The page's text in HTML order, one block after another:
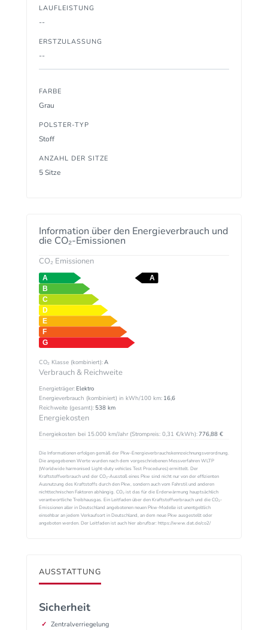
LAUFLEISTUNG
--
ERSTZULASSUNG
--
FARBE
Grau
POLSTER-TYP
Stoff
ANZAHL DER SITZE
5 Sitze
Information über den Energieverbrauch und
die CO₂-Emissionen
CO₂ Emissionen
CO₂ Klasse (kombiniert):A
Verbrauch & Reichweite
Energieträger:Elektro
Energieverbrauch (kombiniert) in kWh/100 km: 16,6
Reichweite (gesamt): 538 km
Energiekosten
Energiekosten bei 15.000 km/Jahr (Strompreis: 0,31 €/kWh):776,88 €
Die Informationen erfolgen gemäß der Pkw-Energieverbrauchskennzeichnungsverordnung.
Die angegebenen Werte wurden nach dem vorgeschriebenen Messverfahren WLTP
(Worldwide harmonised Light-duty vehicles Test Procedures) ermittelt. Der
Kraftstoffverbrauch und der CO₂-Ausstoß eines Pkw sind nicht nur von der effizienten
Ausnutzung des Kraftstoffs durch den Pkw, sondern auch vom Fahrstil und anderen
nichttechnischen Faktoren abhängig. CO₂ ist das für die Erderwärmung hauptsächlich
verantwortliche Treibhausgas. Ein Leitfaden über den Kraftstoffverbrauch und die CO₂-
Emissionen aller in Deutschland angebotenen neuen Pkw-Modelle ist unentgeltlich
einsehbar an jedem Verkaufsort in Deutschland, an dem neue Pkw ausgestellt oder
angeboten werden. Der Leitfaden ist auch hier abrufbar: https://www.dat.de/co2/
AUSSTATTUNG
Sicherheit
Zentralverriegelung